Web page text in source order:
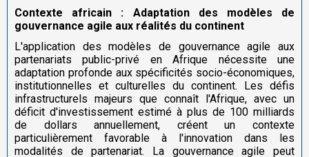
Contexte africain : Adaptation des modèles de
gouvernance agile aux réalités du continent
L'application des modèles de gouvernance agile aux
partenariats public-privé en Afrique nécessite une
adaptation profonde aux spécificités socio-économiques,
institutionnelles et culturelles du continent. Les défis
infrastructurels majeurs que connaît l'Afrique, avec un
déficit d'investissement estimé à plus de 100 milliards
de dollars annuellement, créent un contexte
particulièrement favorable à l'innovation dans les
modalités de partenariat. La gouvernance agile peut